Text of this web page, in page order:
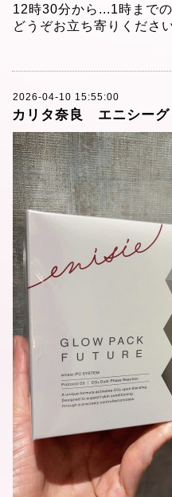
12時30分から ...1時まで
どうぞお立ち寄りください
2026-04-10 15:55:00
カリタ奈良 エニシーグ